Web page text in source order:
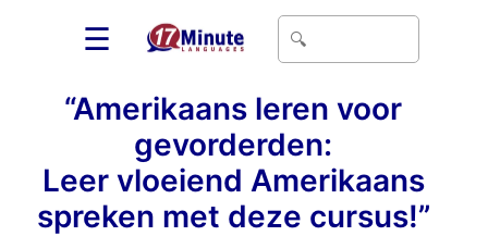
☰
“Amerikaans leren voor
gevorderden:
Leer vloeiend Amerikaans
spreken met deze cursus!”